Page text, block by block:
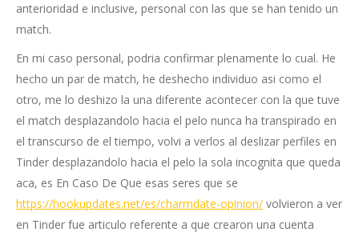
anterioridad e inclusive, personal con las que se han tenido un
match.
En mi caso personal, podria confirmar plenamente lo cual. He
hecho un par de match, he deshecho individuo asi­ como el
otro, me lo deshizo la una diferente acontecer con la que tuve
el match desplazandolo hacia el pelo nunca ha transpirado en
el transcurso de el tiempo, volvi a verlos al deslizar perfiles en
Tinder desplazandolo hacia el pelo la sola incognita que queda
aca, es En Caso De Que esas seres que se
https://hookupdates.net/es/charmdate-opinion/ volvieron a ver
en Tinder fue arti­culo referente a que crearon una cuenta